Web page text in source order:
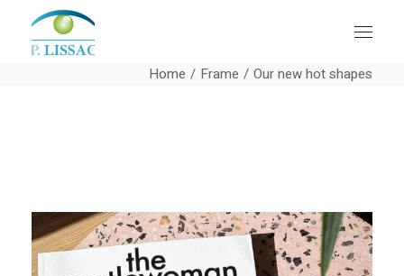
Home Frame Our new hot shapes